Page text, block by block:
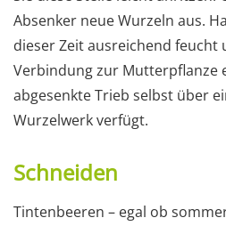
Absenker neue Wurzeln aus.
dieser Zeit ausreichend feucht
Verbindung zur Mutterpflanze
abgesenkte Trieb selbst über
Wurzelwerk verfügt.
Schneiden
Tintenbeeren – egal ob